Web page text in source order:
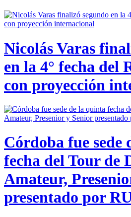
Nicolás Varas
en la 4° fecha del
con proyección
Córdoba fue sede
fecha del Tour de
Amateur,
presentado por